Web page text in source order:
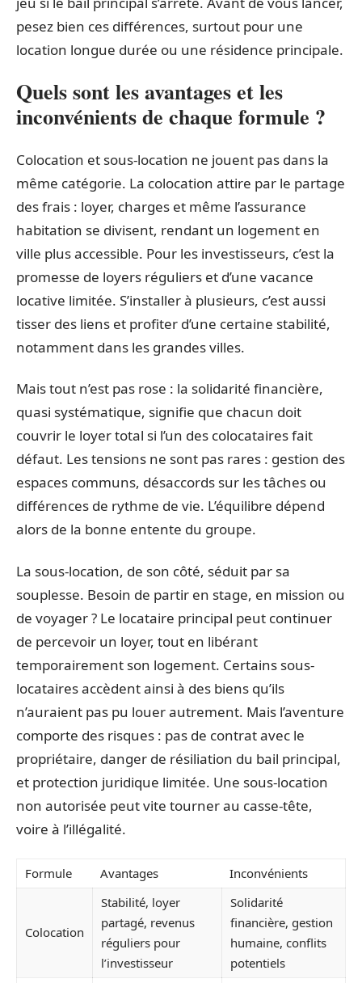
pesez bien ces différences, surtout pour une
location longue durée ou une résidence principale.
Quels sont les avantages et les
inconvénients de chaque formule ?
Colocation et sous-location ne jouent pas dans la
même catégorie. La colocation attire par le partage
des frais : loyer, charges et même l’assurance
habitation se divisent, rendant un logement en
ville plus accessible. Pour les investisseurs, c’est la
promesse de loyers réguliers et d’une vacance
locative limitée. S’installer à plusieurs, c’est aussi
tisser des liens et profiter d’une certaine stabilité,
notamment dans les grandes villes.
Mais tout n’est pas rose : la solidarité financière,
quasi systématique, signifie que chacun doit
couvrir le loyer total si l’un des colocataires fait
défaut. Les tensions ne sont pas rares : gestion des
espaces communs, désaccords sur les tâches ou
différences de rythme de vie. L’équilibre dépend
alors de la bonne entente du groupe.
La sous-location, de son côté, séduit par sa
souplesse. Besoin de partir en stage, en mission ou
de voyager ? Le locataire principal peut continuer
de percevoir un loyer, tout en libérant
temporairement son logement. Certains sous-
locataires accèdent ainsi à des biens qu’ils
n’auraient pas pu louer autrement. Mais l’aventure
comporte des risques : pas de contrat avec le
propriétaire, danger de résiliation du bail principal,
et protection juridique limitée. Une sous-location
non autorisée peut vite tourner au casse-tête,
voire à l’illégalité.
Formule Avantages Inconvénients
Colocation
Stabilité, loyer
partagé, revenus
réguliers pour
l’investisseur
Solidarité
financière, gestion
humaine, conflits
potentiels